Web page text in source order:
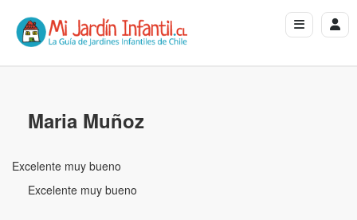
Maria Muñoz
Excelente muy bueno
Excelente muy bueno